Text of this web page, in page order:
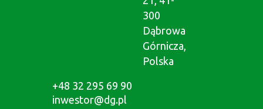
300
Dąbrowa
Górnicza,
Polska
+48 32 295 69 90
inwestor@dg.pl